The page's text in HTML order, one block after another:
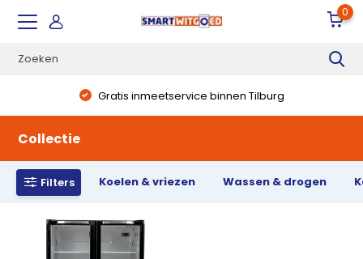
0
Gratis inmeetservice binnen Tilburg
Collectie
Filters Koelen & vriezen Wassen & drogen